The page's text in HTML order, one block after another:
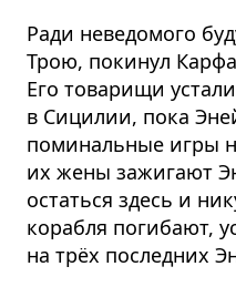
Ради неведомого
Трою, покинул
Его товарищи
в Сицилии, пока
поминальные игры
их жены зажигают
остаться здесь и
корабля погибают,
на трёх последних